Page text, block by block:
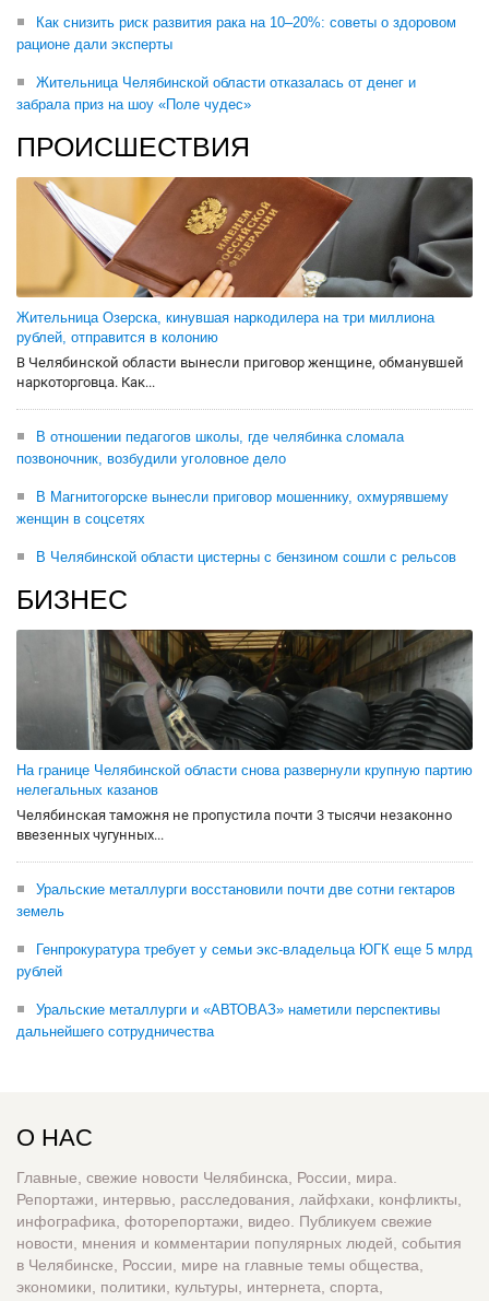
Как снизить риск развития рака на 10–20%: советы о здоровом
рационе дали эксперты
Жительница Челябинской области отказалась от денег и
забрала приз на шоу «Поле чудес»
ПРОИСШЕСТВИЯ
Жительница Озерска, кинувшая наркодилера на три миллиона
рублей, отправится в колонию
В Челябинской области вынесли приговор женщине, обманувшей
наркоторговца. Как...
В отношении педагогов школы, где челябинка сломала
позвоночник, возбудили уголовное дело
В Магнитогорске вынесли приговор мошеннику, охмурявшему
женщин в соцсетях
В Челябинской области цистерны с бензином сошли с рельсов
БИЗНЕС
На границе Челябинской области снова развернули крупную партию
нелегальных казанов
Челябинская таможня не пропустила почти 3 тысячи незаконно
ввезенных чугунных...
Уральские металлурги восстановили почти две сотни гектаров
земель
Генпрокуратура требует у семьи экс-владельца ЮГК еще 5 млрд
рублей
Уральские металлурги и «АВТОВАЗ» наметили перспективы
дальнейшего сотрудничества
О НАС
Главные, свежие новости Челябинска, России, мира.
Репортажи, интервью, расследования, лайфхаки, конфликты,
инфографика, фоторепортажи, видео. Публикуем свежие
новости, мнения и комментарии популярных людей, события
в Челябинске, России, мире на главные темы общества,
экономики, политики, культуры, интернета, спорта,